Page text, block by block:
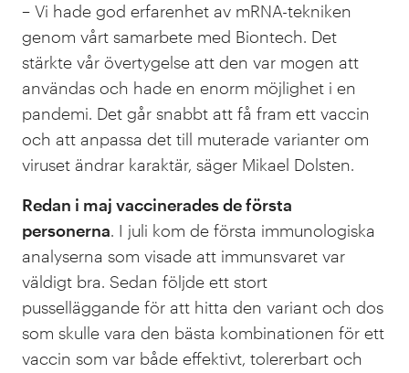
– Vi hade god erfarenhet av mRNA-tekniken
genom vårt samarbete med Biontech. Det
stärkte vår övertygelse att den var mogen att
användas och hade en enorm möjlighet i en
pandemi. Det går snabbt att få fram ett vaccin
och att anpassa det till muterade varianter om
viruset ändrar karaktär, säger Mikael Dolsten.
Redan i maj vaccinerades de första
personerna. I juli kom de första immunologiska
analyserna som visade att immunsvaret var
väldigt bra. Sedan följde ett stort
pusselläggande för att hitta den variant och dos
som skulle vara den bästa kombinationen för ett
vaccin som var både effektivt, tolererbart och